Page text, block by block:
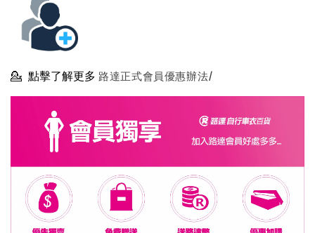
💁 點擊了解更多 路達正式會員優惠辦法/